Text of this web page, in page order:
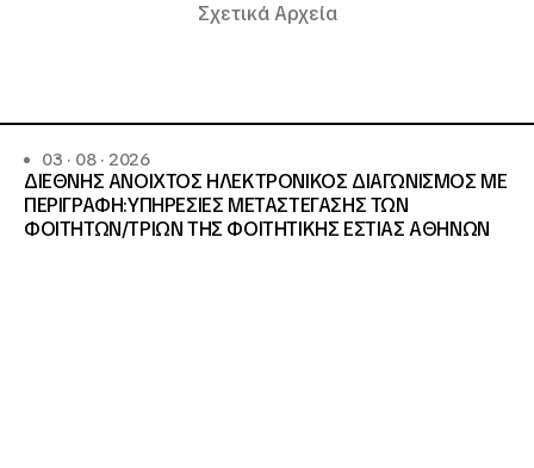
Σχετικά Αρχεία
03 · 08 · 2026
ΔΙΕΘΝΗΣ ΑΝΟΙΧΤΟΣ ΗΛΕΚΤΡΟΝΙΚΟΣ ΔΙΑΓΩΝΙΣΜΟΣ ΜΕ
ΠΕΡΙΓΡΑΦΗ:ΥΠΗΡΕΣΙΕΣ METAΣΤΕΓΑΣΗΣ ΤΩΝ
ΦΟΙΤΗΤΩΝ/ΤΡΙΩΝ ΤΗΣ ΦΟΙΤΗΤΙΚΗΣ ΕΣΤΙΑΣ ΑΘΗΝΩΝ